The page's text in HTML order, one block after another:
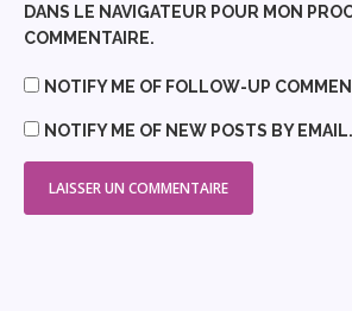
DANS LE NAVIGATEUR POUR MON
COMMENTAIRE.
NOTIFY ME OF FOLLOW-UP
NOTIFY ME OF NEW POSTS BY EMAIL.